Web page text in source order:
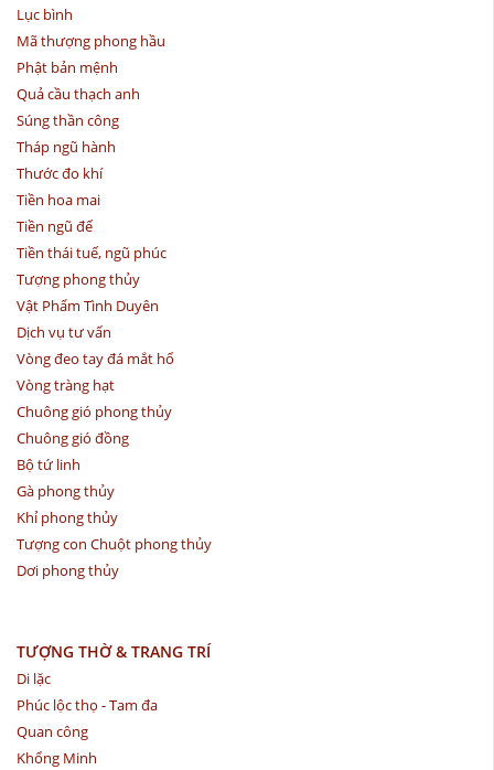
Lục bình
Mã thượng phong hầu
Phật bản mệnh
Quả cầu thạch anh
Súng thần công
Tháp ngũ hành
Thước đo khí
Tiền hoa mai
Tiền ngũ đế
Tiền thái tuế, ngũ phúc
Tượng phong thủy
Vật Phẩm Tình Duyên
Dịch vụ tư vấn
Vòng đeo tay đá mắt hổ
Vòng tràng hạt
Chuông gió phong thủy
Chuông gió đồng
Bộ tứ linh
Gà phong thủy
Khỉ phong thủy
Tượng con Chuột phong thủy
Dơi phong thủy
TƯỢNG THỜ & TRANG TRÍ
Di lặc
Phúc lộc thọ - Tam đa
Quan công
Khổng Minh